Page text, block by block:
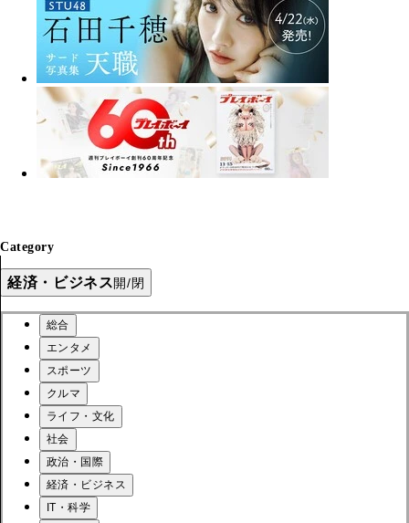
Category
経済・ビジネス開/閉
総合
エンタメ
スポーツ
クルマ
ライフ・文化
社会
政治・国際
経済・ビジネス
IT・科学